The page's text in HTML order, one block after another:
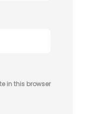
in this browser